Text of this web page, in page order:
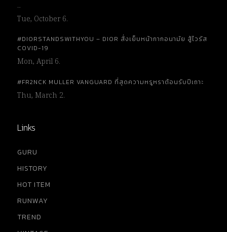
…
Tue, October 6.
#DIORSTANDSWITHYOU – DIOR สั่งเย็บหน้ากากอนามัย สู้ไวรัส
COVID-19
Mon, April 6.
#FR2NCK MULLER VANGUARD ที่สุดความหรูหราต้อนรับปีเถาะ
Thu, March 2.
Links
GURU
HISTORY
HOT ITEM
RUNWAY
TREND